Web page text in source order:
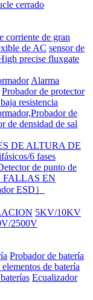
cerrado
corriente de gran
de AC sensor de
precise fluxgate
Alarma
Probador de protector
resistencia
de
de densidad de sal
DE ALTURA DE
6 fases
de punto de
FALLAS EN
ESD）
5KV/10KV
2500V
Probador de batería
de batería
Ecualizador